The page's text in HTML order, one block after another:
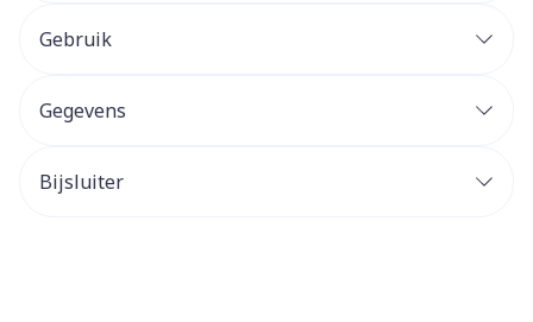
Gebruik
Gegevens
Bijsluiter